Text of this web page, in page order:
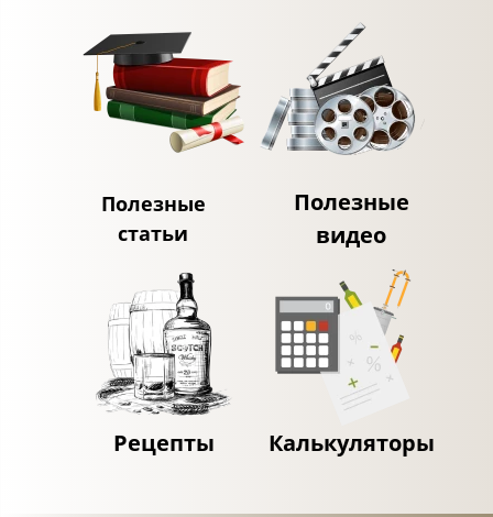
Полезные
статьи
Полезные
видео
Рецепты Калькуляторы